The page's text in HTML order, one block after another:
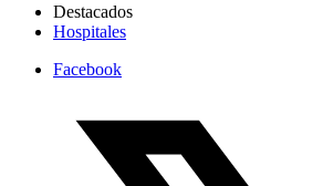
Destacados
Hospitales
Facebook